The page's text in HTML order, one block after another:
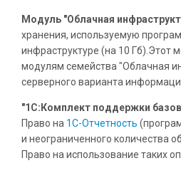
Модуль "Облачная
хранения, используемую
инфраструктуре (на 10 Гб).Этот
модулям семейства "Облачная
серверного варианта
"1С:Комплект поддержки
Право на 1С-Отчетность
и неограниченного количества
Право на использование таких